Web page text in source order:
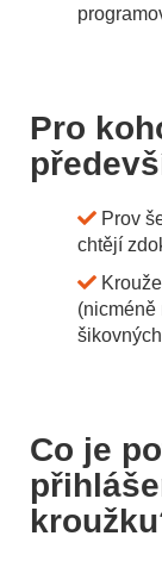
Pro
Prov
chtějí
(nicméně
Co je